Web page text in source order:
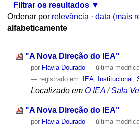
Filtrar os resultados
Ordenar por relevância · data (mais
alfabeticamente
"A Nova Direção do IEA"
por Flávia Dourado — última
— registrado em:
IEA, Institucional
Localizado em O IEA /Sala
"A Nova Direção do IEA"
por Flávia Dourado — última